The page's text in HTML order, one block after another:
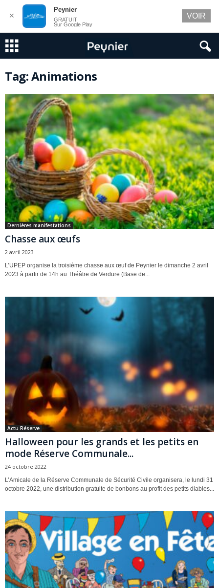
Tag: Animations
Dernières manifestations
Chasse aux œufs
2 avril 2023
L’UPEP organise la troisième chasse aux œuf de Peynier le dimanche 2 avril
2023 à partir de 14h au Théâtre de Verdure (Base de...
Actu Réserve
Halloween pour les grands et les petits en
mode Réserve Communale...
24 octobre 2022
L’Amicale de la Réserve Communale de Sécurité Civile organisera, le lundi 31
octobre 2022, une distribution gratuite de bonbons au profit des petits diables...
✕
Peynier
GRATUIT
Sur Google Play
VOIR